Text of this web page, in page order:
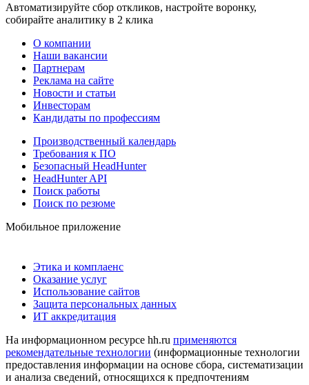
Автоматизируйте сбор откликов, настройте воронку,
собирайте аналитику в 2 клика
О компании
Наши вакансии
Партнерам
Реклама на сайте
Новости и статьи
Инвесторам
Кандидаты по профессиям
Производственный календарь
Требования к ПО
Безопасный HeadHunter
HeadHunter API
Поиск работы
Поиск по резюме
Мобильное приложение
Этика и комплаенс
Оказание услуг
Использование сайтов
Защита персональных данных
ИТ аккредитация
На информационном ресурсе hh.ru применяются
рекомендательные технологии (информационные технологии
предоставления информации на основе сбора, систематизации
и анализа сведений, относящихся к предпочтениям